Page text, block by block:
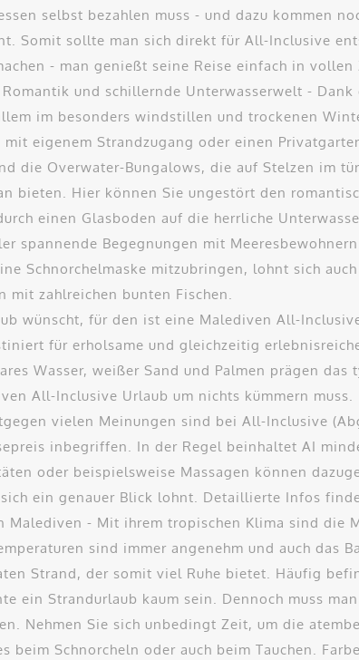
selbst bezahlen muss - und dazu kommen
Somit sollte man sich direkt für All-Inclusive
- man genießt seine Reise einfach in vollen
und schillernde Unterwasserwelt -
im besonders windstillen und trockenen
eigenem Strandzugang oder einen
die Overwater-Bungalows, die auf Stelzen im
bieten. Hier können Sie ungestört den
einen Glasboden auf die herrliche
spannende Begegnungen mit
Schnorchelmaske mitzubringen, lohnt sich
mit zahlreichen bunten Fischen.
wünscht, für den ist eine Malediven All-
für erholsame und gleichzeitig
Wasser, weißer Sand und Palmen prägen
All-Inclusive Urlaub um nichts kümmern muss.
vielen Meinungen sind bei All-Inclusive
inbegriffen. In der Regel beinhaltet AI
oder beispielsweise Massagen können
ein genauer Blick lohnt. Detaillierte Infos
Malediven - Mit ihrem tropischen Klima sind die
sind immer angenehm und auch das
Strand, der somit viel Ruhe bietet. Häufig
ein Strandurlaub kaum sein. Dennoch muss
Nehmen Sie sich unbedingt Zeit, um die
beim Schnorcheln oder auch beim Tauchen.